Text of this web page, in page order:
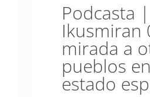
Podcasta |
Ikusmiran
mirada a
pueblos
estado